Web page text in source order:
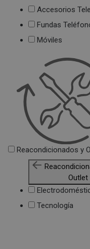
Accesorios
Fundas
Móviles
Reacondicionados y
Outlet
Tecnología